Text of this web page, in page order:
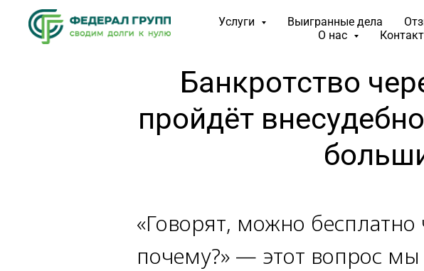
Услуги Выигранные дела
О нас
Банкротство
пройдёт
«Говорят, можно
почему?» — этот вопрос